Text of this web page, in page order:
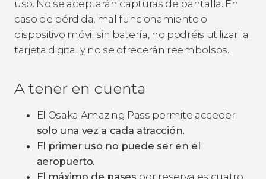
uso. No se aceptarán capturas de pantalla. En
caso de pérdida, mal funcionamiento o
dispositivo móvil sin batería, no podréis utilizar la
tarjeta digital y no se ofrecerán reembolsos.
A tener en cuenta
El Osaka Amazing Pass permite acceder
solo una vez a cada atracción.
El primer uso no puede ser en el
aeropuerto.
El máximo de pases por reserva es cuatro.